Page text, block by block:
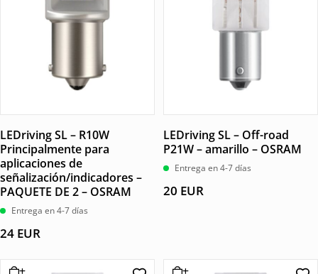
LEDriving SL – R10W
Principalmente para
aplicaciones de
señalización/indicadores –
PAQUETE DE 2 – OSRAM
Entrega en 4-7 días
24 EUR
LEDriving SL – Off-road
P21W – amarillo – OSRAM
Entrega en 4-7 días
20 EUR